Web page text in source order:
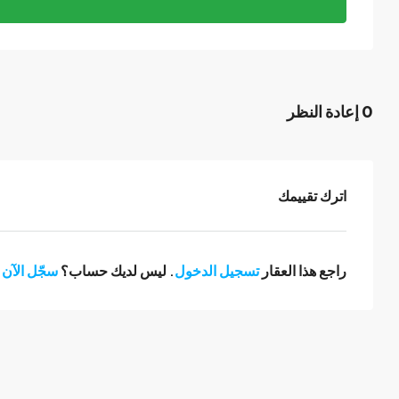
0 إعادة النظر
اترك تقييمك
راجع هذا العقارتسجيل الدخول. ليس لديك حساب؟سجّل الآن